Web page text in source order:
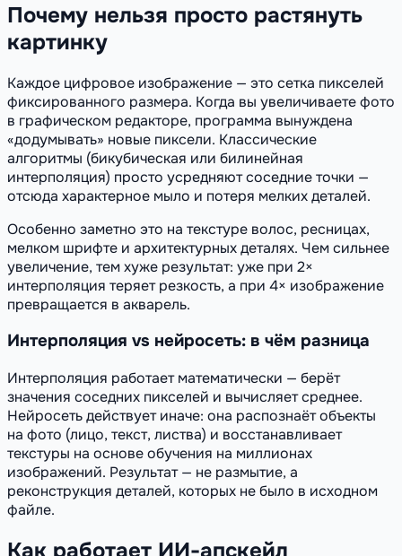
Почему нельзя просто растянуть
картинку
Каждое цифровое изображение — это сетка пикселей
фиксированного размера. Когда вы увеличиваете фото
в графическом редакторе, программа вынуждена
«додумывать» новые пиксели. Классические
алгоритмы (бикубическая или билинейная
интерполяция) просто усредняют соседние точки —
отсюда характерное мыло и потеря мелких деталей.
Особенно заметно это на текстуре волос, ресницах,
мелком шрифте и архитектурных деталях. Чем сильнее
увеличение, тем хуже результат: уже при 2×
интерполяция теряет резкость, а при 4× изображение
превращается в акварель.
Интерполяция vs нейросеть: в чём разница
Интерполяция работает математически — берёт
значения соседних пикселей и вычисляет среднее.
Нейросеть действует иначе: она распознаёт объекты
на фото (лицо, текст, листва) и восстанавливает
текстуры на основе обучения на миллионах
изображений. Результат — не размытие, а
реконструкция деталей, которых не было в исходном
файле.
Как работает ИИ-апскейл